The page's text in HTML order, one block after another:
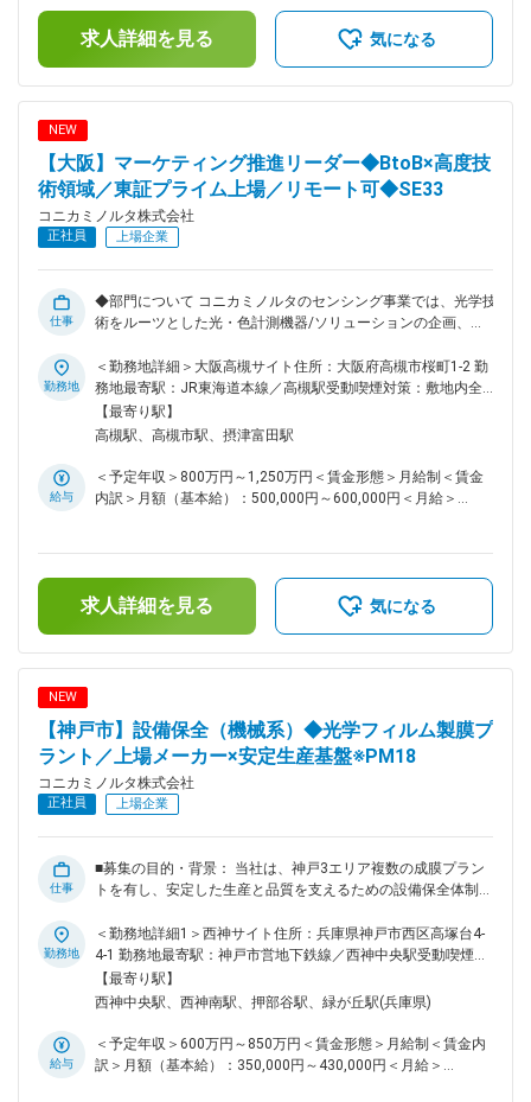
／AIエンジニア、PFエンジニア、Analytics Engineer等と連携
した開発推進および技術リード ・チームの技術力向上に向け
たレビュー、標準化、ベストプラクティスの整備 ■仕事の魅力
COCOMITE／tomoLinks等）を横断するデータを統合し、事
データ基盤の立ち上げ・高度化において、アーキテクチャおよ
び技術方針の策定を主導できる環境 ・単なる基盤構築ではな
く、事業KPI（MRR、LTV、チャーン等）やAI活用に直結する
価値創出型データ基盤の設計責任を担うことができる ・
RevOps／Data・AIエンジニア／プロダクトチームと連携し、
データを起点とした事業成長を技術面からリードできる ・将
Feature Platform）への拡張など、データ・AI基盤全体の技術
責任者としてのキャリア形成が可能 ・不確実性の高い環境に
を担うリードエンジニアとしての役割を期待 変更の範囲：会
社の定める業務
り、選考を通じて上下する可能性があります。月給(月額)は固
定手当を含めた表記です。
求人詳細を見る 気になる
NEW
【大阪】マーケティング推進リーダー◆BtoB×高度技
術領域／東証プライム上場／リモート可◆SE33
コニカミノルタ株式会社
正社員 上場企業
仕事
◆部門について コニカミノルタのセンシング事業では、光学技
術をルーツとした光・色計測機器/ソリューションの企画、開
に自動車の内外装やスマートフォンのディスプレイの品質向上
に貢献しており、直近では自動車の外観検査やハイパースペク
トルイメージング（HSI）などの新しい分野にも進出していま
す。 ドイツ、アメリカ、スペイン、フィンランドに開発拠
会社を有し、グローバルにビジネス展開しています。 ◆解決し
たい課題 ・データドリブンな意思決定・マーケティングの未
効率 ・地域ごとに分断されたマーケティング・顧客データの
統合 ・マーケティングと営業の連携不足（リード連携・可視
化不足） ◆仕事内容 ・マーケティングCoEの立上げおよび運
営（ガバナンス・KPI設計・標準化） ・グローバルCRMおよび
ィング戦略の策定と実行（リード創出・育成） ・顧客データ
バル各拠点との調整・展開推進 ・プロジェクト／チームマネ
ジメント ◆ポジションの魅力 ・グローバル横断でマーケティ
ング変革をリードできる高い裁量 ・CRM導入＋組織立ち上げ
という「0→1」「1→10」双方に関われる ・BtoB×高度技術領
域におけるデータドリブンマーケティングの推進 ・将来的に
グローバルマーケ責任者／事業責任者へのキャリア拡張が可能
トワーク想定） ※プロジェクト状況や海外拠点との連携により
変動あり 変更の範囲：会社の定める業務
勤務地
＜勤務地詳細＞大阪高槻サイト住所：大阪府高槻市桜町1-2 勤
務地最寄駅：JR東海道本線／高槻駅受動喫煙対策：敷地内全
面禁煙変更の範囲：会社の定める事業所（リモートワーク含
む）
【最寄り駅】
高槻駅、高槻市駅、摂津富田駅
給与
＜予定年収＞800万円～1,250万円＜賃金形態＞月給制＜賃金
内訳＞月額（基本給）：500,000円～600,000円＜月給＞
り、選考を通じて上下する可能性があります。月給(月額)は固
定手当を含めた表記です。
求人詳細を見る 気になる
NEW
【神戸市】設備保全（機械系）◆光学フィルム製膜プ
ラント／上場メーカー×安定生産基盤※PM18
コニカミノルタ株式会社
正社員 上場企業
仕事
■募集の目的・背景： 当社は、神戸3エリア複数の成膜プラン
トを有し、安定した生産と品質を支えるための設備保全体制を
拡大」「新規大型設備導入」「工場建設」など、挑戦的なプロ
ジェクトが複数計画されています。こうした新たなステージに
おいては、従来の保全業務に加え、予知保全、エネルギーマネ
ジメント、ICTインフラやセキュリティ対応といった幅広い分
これらの事業拡大・技術革新を支えるために、即戦力として現
場の成長を共にリードいただける人財をお迎えするものです。
勤務地
＜勤務地詳細1＞西神サイト住所：兵庫県神戸市西区高塚台4-
4-1 勤務地最寄駅：神戸市営地下鉄線／西神中央駅受動喫煙対
策：屋内全面禁煙＜勤務地詳細2＞神戸サイト住所：兵庫県神
戸市西区高塚台1-5-3 勤務地最寄駅：神戸市営地下鉄線／西神
事業所（リモートワーク含む）
【最寄り駅】
西神中央駅、西神南駅、押部谷駅、緑が丘駅(兵庫県)
給与
＜予定年収＞600万円～850万円＜賃金形態＞月給制＜賃金内
訳＞月額（基本給）：350,000円～430,000円＜月給＞